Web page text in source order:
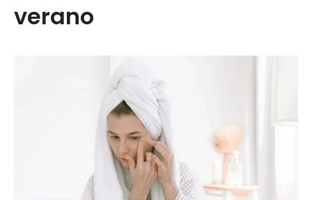
verano